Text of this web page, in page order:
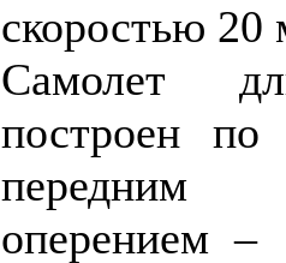
скоростью 20
Самолет
построен
передним
оперением –